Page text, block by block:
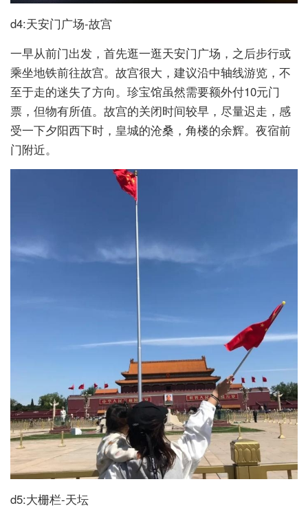
d4:天安门广场-故宫
一早从前门出发，首先逛一逛天安门广场，之后步行或
乘坐地铁前往故宫。故宫很大，建议沿中轴线游览，不
至于走的迷失了方向。珍宝馆虽然需要额外付10元门
票，但物有所值。故宫的关闭时间较早，尽量迟走，感
受一下夕阳西下时，皇城的沧桑，角楼的余辉。夜宿前
门附近。
d5:大栅栏-天坛